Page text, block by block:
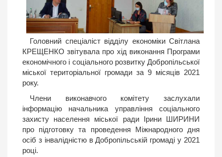
Головний спеціаліст відділу економіки Світлана
КРЕЩЕНКО звітувала про хід виконання Програми
економічного і соціального розвитку Добропільської
міської територіальної громади за 9 місяців 2021
року.
Члени виконавчого комітету заслухали
інформацію начальника управління соціального
захисту населення міської ради Ірини ШИРИНИ
про підготовку та проведення Міжнародного дня
осіб з інвалідністю в Добропільській громаді у 2021
році.